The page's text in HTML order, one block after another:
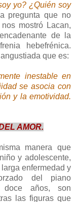
yo? ¿Quién soy
pregunta que no
mostró Lacan,
de la
hebefrénica.
que es:
inestable en
se asocia con
y la emotividad.
AMOR.
manera que
y adolescente,
larga enfermedad y
del piano
doce años, son
las figuras que